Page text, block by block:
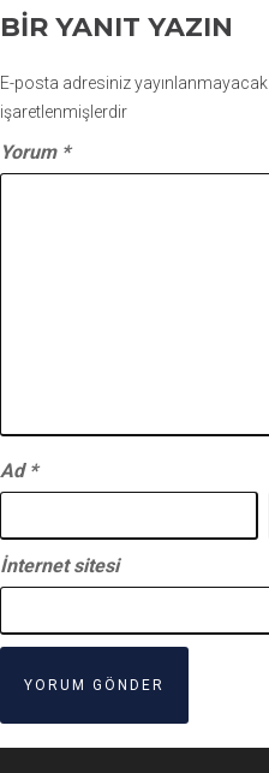
BIR YANIT YAZIN
E-posta adresiniz yayınlanmayacak.
işaretlenmişlerdir
Yorum *
Ad *
İnternet sitesi